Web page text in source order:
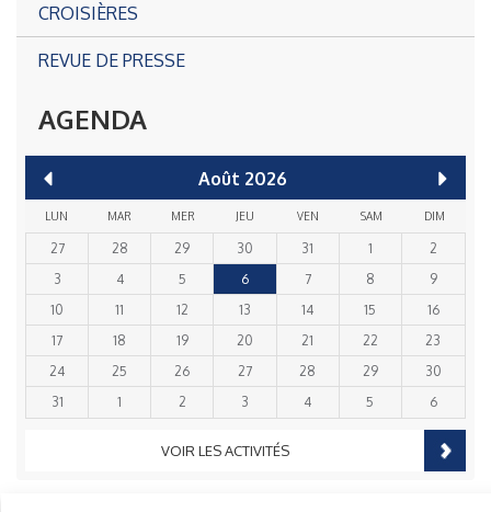
CROISIÈRES
REVUE DE PRESSE
AGENDA
Août 2026
LUN MAR MER JEU VEN SAM DIM
27 28 29 30 31 1
2
3
4 5 6 7 8
9
10
11 12 13 14 15
16
17
18 19 20 21 22
23
24
25 26 27 28 29
30
31
1 2 3 4 5 6
VOIR LES ACTIVITÉS